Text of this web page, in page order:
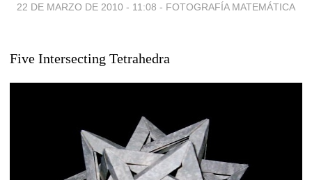
22 DE MARZO DE 2010 - 11:08 - FOTOGRAFÍA MATEMÁTICA
Five Intersecting Tetrahedra